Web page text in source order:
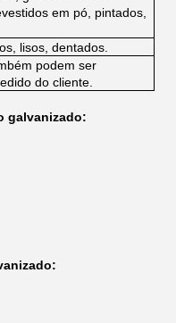
em pó, pintados,
lisos, dentados.
podem ser
do cliente.
galvanizado: